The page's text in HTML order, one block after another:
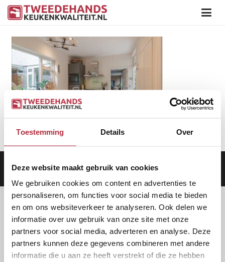
Toestemming Details Over
Deze website maakt gebruik van cookies
We gebruiken cookies om content en advertenties te
personaliseren, om functies voor social media te bieden
en om ons websiteverkeer te analyseren. Ook delen we
informatie over uw gebruik van onze site met onze
partners voor social media, adverteren en analyse. Deze
partners kunnen deze gegevens combineren met andere
informatie die u aan ze heeft verstrekt of die ze hebben
Aanbod|Keukens| Levering |Garantie|